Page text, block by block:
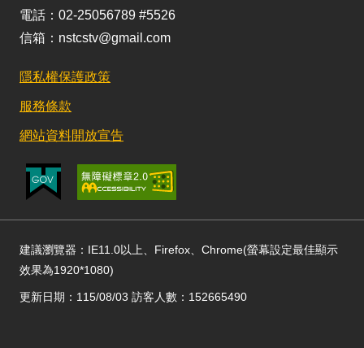
電話：02-25056789 #5526
信箱：nstcstv@gmail.com
隱私權保護政策
服務條款
網站資料開放宣告
建議瀏覽器：IE11.0以上、Firefox、Chrome(螢幕設定最佳顯示
效果為1920*1080)
更新日期：115/08/03 訪客人數：152665490